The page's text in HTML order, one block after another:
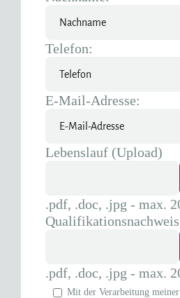
Telefon:
E-Mail-Adresse:
Lebenslauf (Upload)
.pdf, .doc, .jpg - max.
.pdf, .doc, .jpg - max.
Mit der Verarbeitung